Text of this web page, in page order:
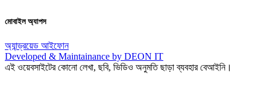
মোবাইল অ্যাপস
অ্যান্ড্রয়েড আইফোন
Developed & Maintainance by DEON IT
এই ওয়েবসাইটের কোনো লেখা, ছবি, ভিডিও অনুমতি ছাড়া ব্যবহার বেআইনি।